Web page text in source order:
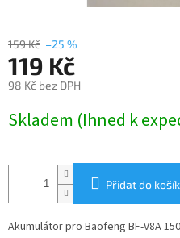
159 Kč –25 %
119 Kč
98 Kč bez DPH
cena:
Skladem (Ihned k
Přidat do
Akumulátor pro Baofeng BF-V8A